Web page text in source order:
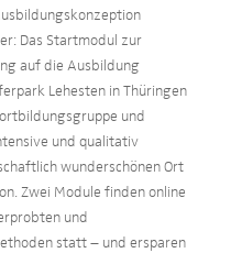
Das Startmodul zur
auf die Ausbildung
Lehesten in Thüringen
und
und qualitativ
wunderschönen Ort
Zwei Module finden online
und
statt – und ersparen